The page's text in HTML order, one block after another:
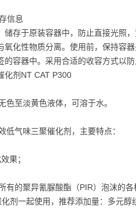
信息
储存于原装容器中，防止直接光照
氧化性物质分离。使用前，保持容
的容器中。采用合适的收容方式以防
化剂NT CAT P300
色至淡黄色液体，可溶于水。
低气味三聚催化剂，主要特点：
果；
有的聚异氰脲酸酯（PIR）泡沫的
剂一起使用，推荐添加量：多元醇